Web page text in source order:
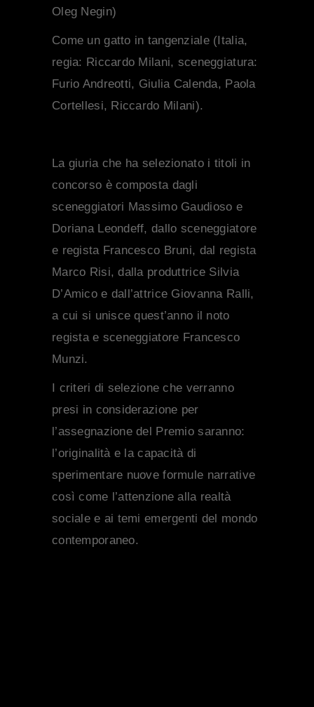
Oleg Negin)
Come un gatto in tangenziale(Italia,
regia: Riccardo Milani, sceneggiatura:
Furio Andreotti, Giulia Calenda, Paola
Cortellesi, Riccardo Milani).
La giuria che ha selezionato i titoli in
concorso è composta dagli
sceneggiatori Massimo Gaudioso e
Doriana Leondeff, dallo sceneggiatore
e regista Francesco Bruni, dal regista
Marco Risi, dalla produttrice Silvia
D’Amicoe dall’attrice Giovanna Ralli,
a cui si unisce quest’anno il noto
regista e sceneggiatore Francesco
Munzi.
I criteri di selezione che verranno
presi in considerazione per
l’assegnazione del Premio saranno:
l’originalità e la capacità di
sperimentare nuove formule narrative
così come l’attenzione alla realtà
sociale e ai temi emergenti del mondo
contemporaneo.